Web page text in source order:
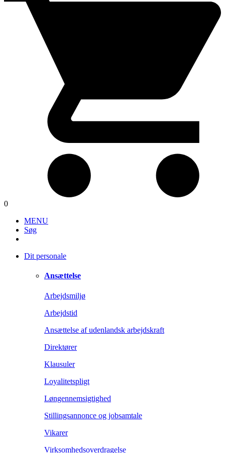
0
MENU
Søg
Dit personale
Ansættelse
Arbejdsmiljø
Arbejdstid
Ansættelse af udenlandsk arbejdskraft
Direktører
Klausuler
Loyalitetspligt
Løngennemsigtighed
Stillingsannonce og jobsamtale
Vikarer
Virksomhedsoverdragelse